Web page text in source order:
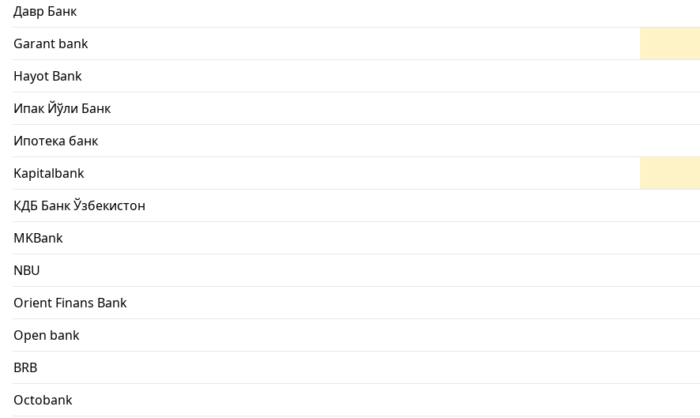
Давр Банк
Garant bank
Hayot Bank
Ипак Йўли Банк
Ипотека банк
Kapitalbank
КДБ Банк Ўзбекистон
MKBank
NBU
Orient Finans Bank
Open bank
BRB
Octobank